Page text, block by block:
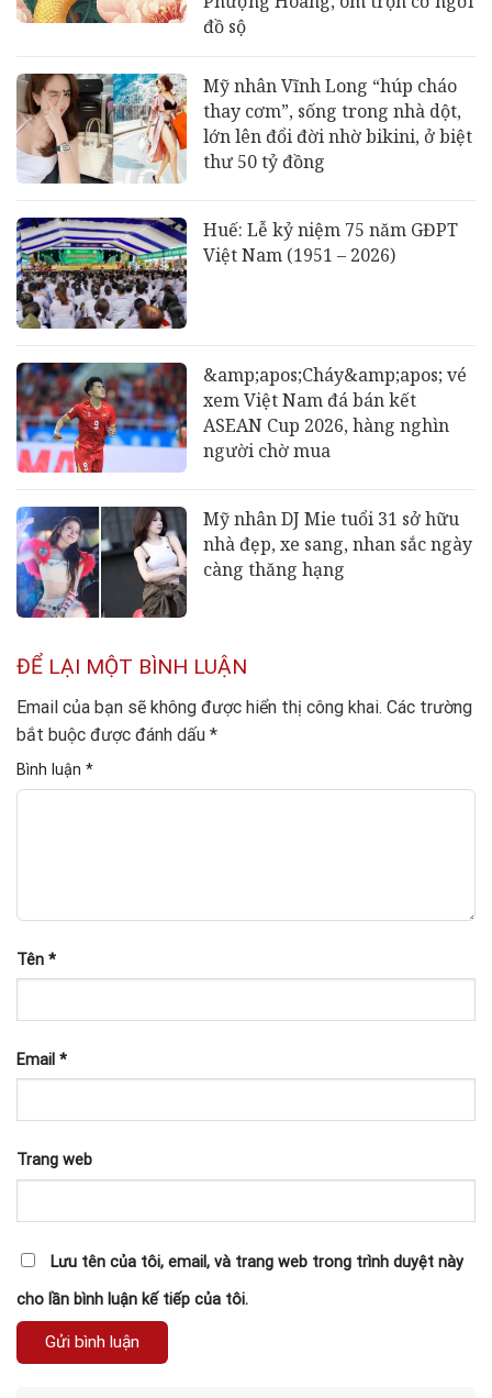
đồ sộ
Mỹ nhân Vĩnh Long “húp cháo
thay cơm”, sống trong nhà dột,
lớn lên đổi đời nhờ bikini, ở biệt
thư 50 tỷ đồng
Huế: Lễ kỷ niệm 75 năm GĐPT
Việt Nam (1951 – 2026)
&amp;apos;Cháy&amp;apos; vé
xem Việt Nam đá bán kết
ASEAN Cup 2026, hàng nghìn
người chờ mua
Mỹ nhân DJ Mie tuổi 31 sở hữu
nhà đẹp, xe sang, nhan sắc ngày
càng thăng hạng
ĐỂ LẠI MỘT BÌNH LUẬN
Email của bạn sẽ không được hiển thị công khai. Các trường
bắt buộc được đánh dấu *
Bình luận *
Tên *
Email *
Trang web
Lưu tên của tôi, email, và trang web trong trình duyệt này
cho lần bình luận kế tiếp của tôi.